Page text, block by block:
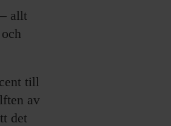
allt
till
av
det